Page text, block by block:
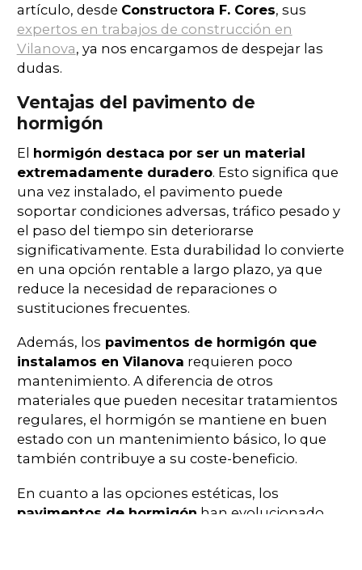
artículo, desde Constructora F. Cores, sus
expertos en trabajos de construcción en
Vilanova, ya nos encargamos de despejar las
dudas.
Ventajas del pavimento de
hormigón
El hormigón destaca por ser un material
extremadamente duradero. Esto significa que
una vez instalado, el pavimento puede
soportar condiciones adversas, tráfico pesado y
el paso del tiempo sin deteriorarse
significativamente. Esta durabilidad lo convierte
en una opción rentable a largo plazo, ya que
reduce la necesidad de reparaciones o
sustituciones frecuentes.
Además, los pavimentos de hormigón que
instalamos en Vilanova requieren poco
mantenimiento. A diferencia de otros
materiales que pueden necesitar tratamientos
regulares, el hormigón se mantiene en buen
estado con un mantenimiento básico, lo que
también contribuye a su coste-beneficio.
En cuanto a las opciones estéticas, los
pavimentos de hormigón han evolucionado.